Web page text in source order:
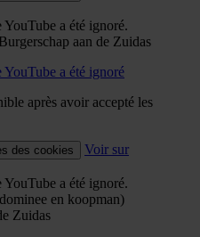
a été ignoré.
aan de Zuidas
a été ignoré
après avoir accepté les
des cookies
Voir sur
a été ignoré.
en koopman)
Zuidas